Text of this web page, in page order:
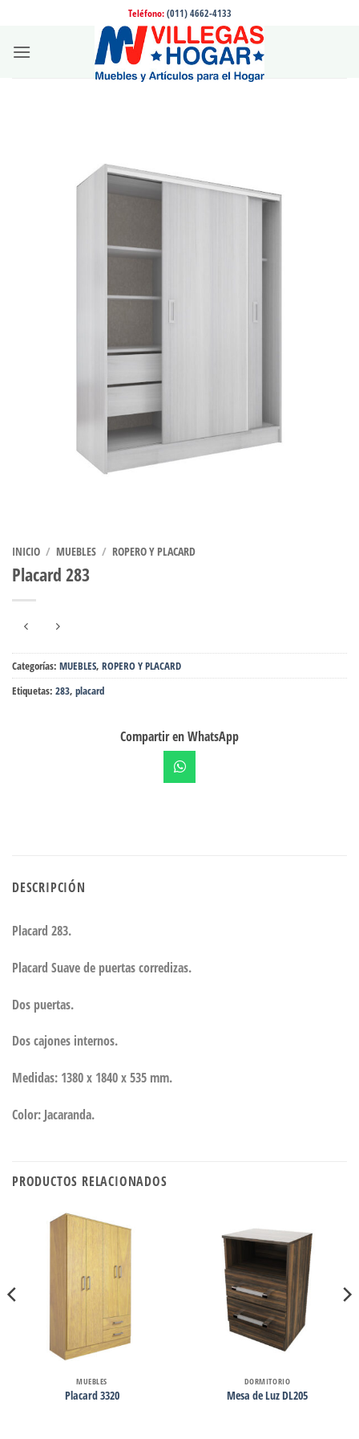
contenido
Teléfono: (011) 4662-4133
INICIO / MUEBLES / ROPERO Y PLACARD
Placard 283
Categorías: MUEBLES, ROPERO Y PLACARD
Etiquetas: 283, placard
Compartir en WhatsApp
DESCRIPCIÓN
Placard 283.
Placard Suave de puertas corredizas.
Dos puertas.
Dos cajones internos.
Medidas: 1380 x 1840 x 535 mm.
Color: Jacaranda.
PRODUCTOS RELACIONADOS
MUEBLES
Placard 3320
DORMITORIO
Mesa de Luz DL205